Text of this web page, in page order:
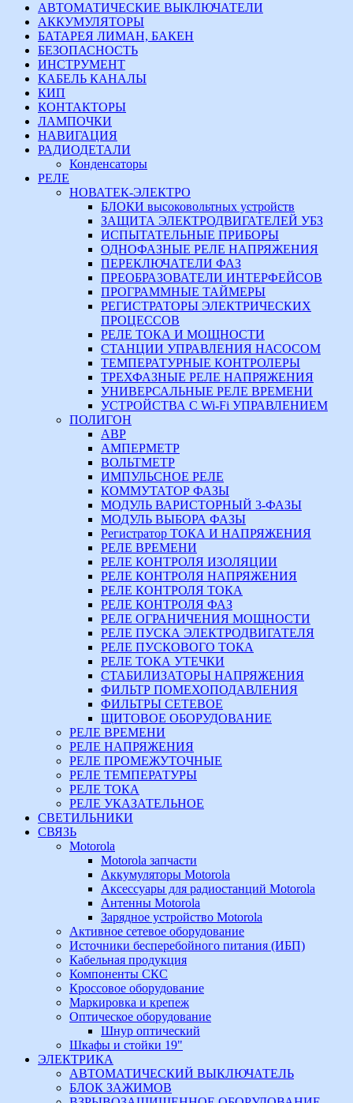
АВТОМАТИЧЕСКИЕ ВЫКЛЮЧАТЕЛИ
АККУМУЛЯТОРЫ
БАТАРЕЯ ЛИМАН, БАКЕН
БЕЗОПАСНОСТЬ
ИНСТРУМЕНТ
КАБЕЛЬ КАНАЛЫ
КИП
КОНТАКТОРЫ
ЛАМПОЧКИ
НАВИГАЦИЯ
РАДИОДЕТАЛИ
Конденсаторы
РЕЛЕ
НОВАТЕК-ЭЛЕКТРО
БЛОКИ высоковольтных устройств
ЗАЩИТА ЭЛЕКТРОДВИГАТЕЛЕЙ УБЗ
ИСПЫТАТЕЛЬНЫЕ ПРИБОРЫ
ОДНОФАЗНЫЕ РЕЛЕ НАПРЯЖЕНИЯ
ПЕРЕКЛЮЧАТЕЛИ ФАЗ
ПРЕОБРАЗОВАТЕЛИ ИНТЕРФЕЙСОВ
ПРОГРАММНЫЕ ТАЙМЕРЫ
РЕГИСТРАТОРЫ ЭЛЕКТРИЧЕСКИХ
ПРОЦЕССОВ
РЕЛЕ ТОКА И МОЩНОСТИ
СТАНЦИИ УПРАВЛЕНИЯ НАСОСОМ
ТЕМПЕРАТУРНЫЕ КОНТРОЛЕРЫ
ТРЕХФАЗНЫЕ РЕЛЕ НАПРЯЖЕНИЯ
УНИВЕРСАЛЬНЫЕ РЕЛЕ ВРЕМЕНИ
УСТРОЙСТВА С Wi-Fi УПРАВЛЕНИЕМ
ПОЛИГОН
АВР
АМПЕРМЕТР
ВОЛЬТМЕТР
ИМПУЛЬСНОЕ РЕЛЕ
КОММУТАТОР ФАЗЫ
МОДУЛЬ ВАРИСТОРНЫЙ 3-ФАЗЫ
МОДУЛЬ ВЫБОРА ФАЗЫ
Регистратор ТОКА И НАПРЯЖЕНИЯ
РЕЛЕ ВРЕМЕНИ
РЕЛЕ КОНТРОЛЯ ИЗОЛЯЦИИ
РЕЛЕ КОНТРОЛЯ НАПРЯЖЕНИЯ
РЕЛЕ КОНТРОЛЯ ТОКА
РЕЛЕ КОНТРОЛЯ ФАЗ
РЕЛЕ ОГРАНИЧЕНИЯ МОЩНОСТИ
РЕЛЕ ПУСКА ЭЛЕКТРОДВИГАТЕЛЯ
РЕЛЕ ПУСКОВОГО ТОКА
РЕЛЕ ТОКА УТЕЧКИ
СТАБИЛИЗАТОРЫ НАПРЯЖЕНИЯ
ФИЛЬТР ПОМЕХОПОДАВЛЕНИЯ
ФИЛЬТРЫ СЕТЕВОЕ
ЩИТОВОЕ ОБОРУДОВАНИЕ
РЕЛЕ ВРЕМЕНИ
РЕЛЕ НАПРЯЖЕНИЯ
РЕЛЕ ПРОМЕЖУТОЧНЫЕ
РЕЛЕ ТЕМПЕРАТУРЫ
РЕЛЕ ТОКА
РЕЛЕ УКАЗАТЕЛЬНОЕ
СВЕТИЛЬНИКИ
СВЯЗЬ
Motorola
Motorola запчасти
Аккумуляторы Motorola
Аксессуары для радиостанций Motorola
Антенны Motorola
Зарядное устройство Motorola
Активное сетевое оборудование
Источники бесперебойного питания (ИБП)
Кабельная продукция
Компоненты СКС
Кроссовое оборудование
Маркировка и крепеж
Оптическое оборудование
Шнур оптический
Шкафы и стойки 19"
ЭЛЕКТРИКА
АВТОМАТИЧЕСКИЙ ВЫКЛЮЧАТЕЛЬ
БЛОК ЗАЖИМОВ